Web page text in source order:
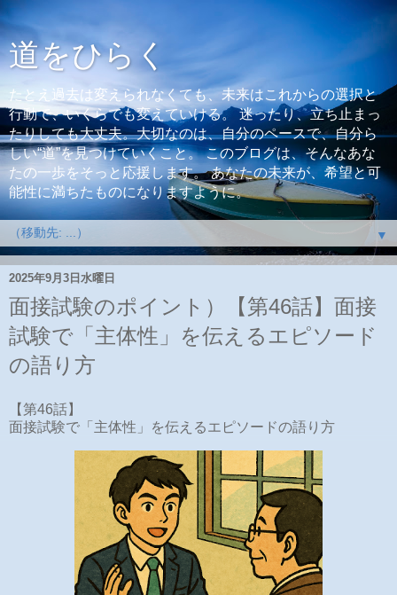
道をひらく
たとえ過去は変えられなくても、未来はこれからの選択と
行動で、いくらでも変えていける。 迷ったり、立ち止まっ
たりしても大丈夫。大切なのは、自分のペースで、自分ら
しい“道”を見つけていくこと。 このブログは、そんなあな
たの一歩をそっと応援します。 あなたの未来が、希望と可
能性に満ちたものになりますように。
▼
2025年9月3日水曜日
面接試験のポイント）【第46話】面接
試験で「主体性」を伝えるエピソード
の語り方
【第46話】
面接試験で「主体性」を伝えるエピソードの語り方